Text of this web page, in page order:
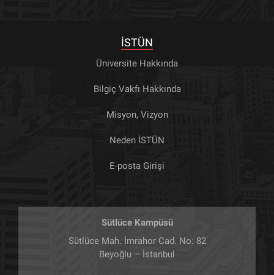
İSTÜN
Üniversite Hakkında
Bilgiç Vakfı Hakkında
Misyon, Vizyon
Neden İSTÜN
E-posta Girişi
Sütlüce Kampüsü
Sütlüce Mah. İmrahor Cad. No: 82
Beyoğlu – İstanbul